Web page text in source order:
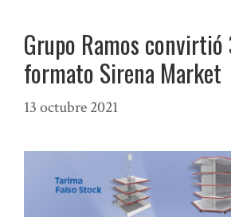
Grupo Ramos
formato Sirena Market
13 octubre 2021